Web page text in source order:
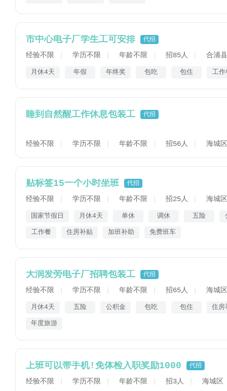
市中心电子厂学生工可安排 代招
经验不限 学历不限 年龄不限 招85人 合浦
月休4天 年假 年终奖 包吃 包住 工作
睡到自然醒工作休息包装工 代招
经验不限 学历不限 年龄不限 招56人 海城
贴标签15一个小时坐班 代招
经验不限 学历不限 年龄不限 招25人 海城
国家节假日 月休4天 单休 调休 五险
工作餐 住房补贴 加班补助 免费班车
大润发旁电子厂招聘包装工 代招
经验不限 学历不限 年龄不限 招65人 海城
月休4天 五险 公积金 包吃 包住 住房
年度旅游
上班可以带手机!免体检入职奖励1000 代招
经验不限 学历不限 年龄不限 招3人 海城区